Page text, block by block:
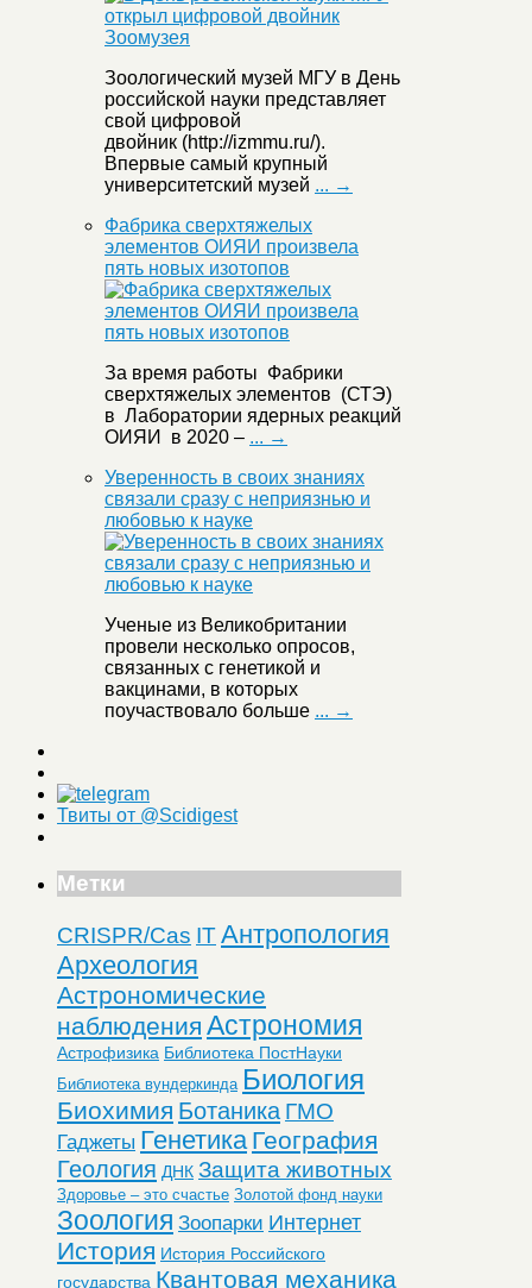
Зоологический музей МГУ в День
российской науки представляет
свой цифровой
двойник (http://izmmu.ru/).
Впервые самый крупный
университетский музей ... →
Фабрика сверхтяжелых
элементов ОИЯИ произвела
пять новых изотопов
За время работы Фабрики
сверхтяжелых элементов (СТЭ)
в Лаборатории ядерных реакций
ОИЯИ в 2020 – ... →
Уверенность в своих знаниях
связали сразу с неприязнью и
любовью к науке
Ученые из Великобритании
провели несколько опросов,
связанных с генетикой и
вакцинами, в которых
поучаствовало больше ... →
Твиты от @Scidigest
Метки
CRISPR/Cas ITАнтропология
Археология
Астрономические
наблюдения Астрономия
Астрофизика Библиотека ПостНауки
Библиотека вундеркинда Биология
Биохимия Ботаника ГМО
Гаджеты Генетика География
Геология ДНК Защита животных
Здоровье – это счастье Золотой фонд науки
Зоология Зоопарки Интернет
История История Российского
государства Квантовая механика